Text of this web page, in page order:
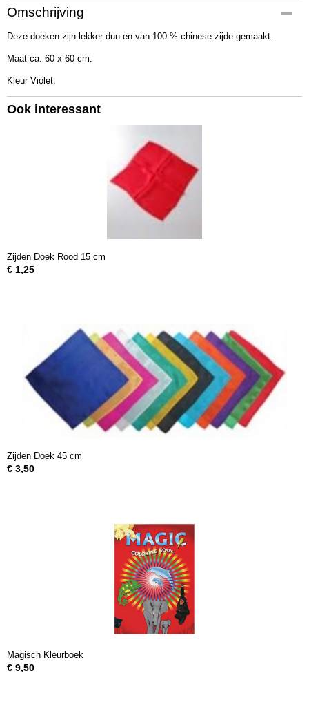
Productcode
2334
Bruto gewicht
Omschrijving
Deze doeken zijn lekker dun en van 100 % chinese zijde gemaakt.
Maat ca. 60 x 60 cm.
Kleur Violet.
Ook interessant
Zijden Doek Rood 15 cm
€ 1,25
Zijden Doek 45 cm
€ 3,50
Magisch Kleurboek
€ 9,50